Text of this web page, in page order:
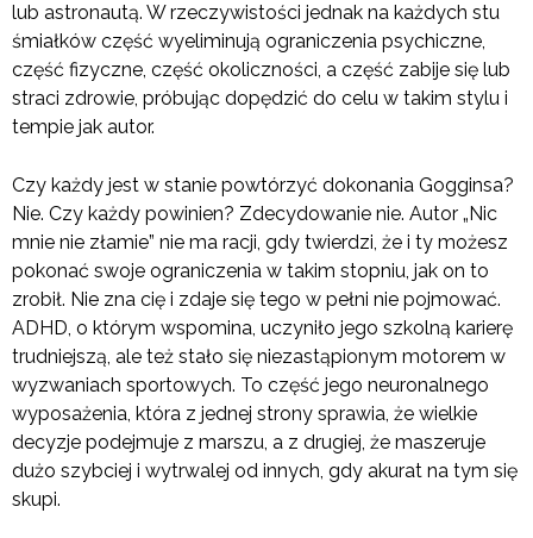
lub astronautą. W rzeczywistości jednak na każdych stu
śmiałków część wyeliminują ograniczenia psychiczne,
część fizyczne, część okoliczności, a część zabije się lub
straci zdrowie, próbując dopędzić do celu w takim stylu i
tempie jak autor.
Czy każdy jest w stanie powtórzyć dokonania Gogginsa?
Nie. Czy każdy powinien? Zdecydowanie nie. Autor „Nic
mnie nie złamie” nie ma racji, gdy twierdzi, że i ty możesz
pokonać swoje ograniczenia w takim stopniu, jak on to
zrobił. Nie zna cię i zdaje się tego w pełni nie pojmować.
ADHD, o którym wspomina, uczyniło jego szkolną karierę
trudniejszą, ale też stało się niezastąpionym motorem w
wyzwaniach sportowych. To część jego neuronalnego
wyposażenia, która z jednej strony sprawia, że wielkie
decyzje podejmuje z marszu, a z drugiej, że maszeruje
dużo szybciej i wytrwalej od innych, gdy akurat na tym się
skupi.